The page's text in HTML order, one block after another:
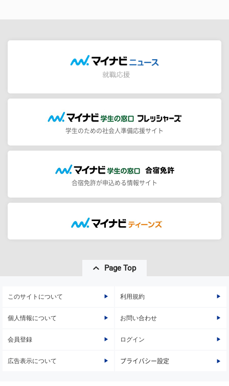
学生のための社会人準備応援サイト
合宿免許が申込める情報サイト
Page Top
このサイトについて 利用規約
個人情報について お問い合わせ
会員登録 ログイン
広告表示について プライバシー設定